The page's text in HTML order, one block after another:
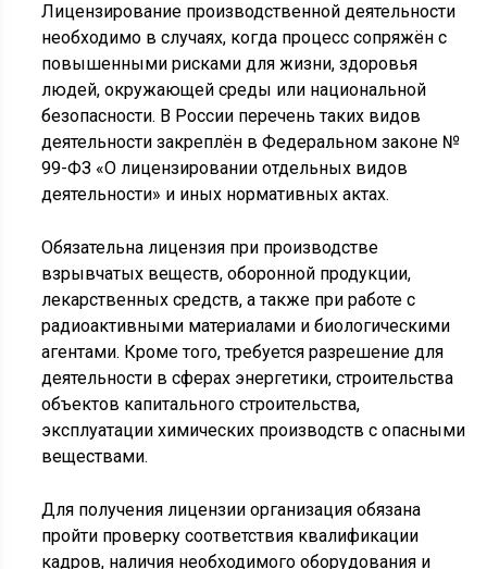
Лицензирование производственной деятельности
необходимо в случаях, когда процесс сопряжён с
повышенными рисками для жизни, здоровья
людей, окружающей среды или национальной
безопасности. В России перечень таких видов
деятельности закреплён в Федеральном законе №
99-ФЗ «О лицензировании отдельных видов
деятельности» и иных нормативных актах.
Обязательна лицензия при производстве
взрывчатых веществ, оборонной продукции,
лекарственных средств, а также при работе с
радиоактивными материалами и биологическими
агентами. Кроме того, требуется разрешение для
деятельности в сферах энергетики, строительства
объектов капитального строительства,
эксплуатации химических производств с опасными
веществами.
Для получения лицензии организация обязана
пройти проверку соответствия квалификации
кадров, наличия необходимого оборудования и